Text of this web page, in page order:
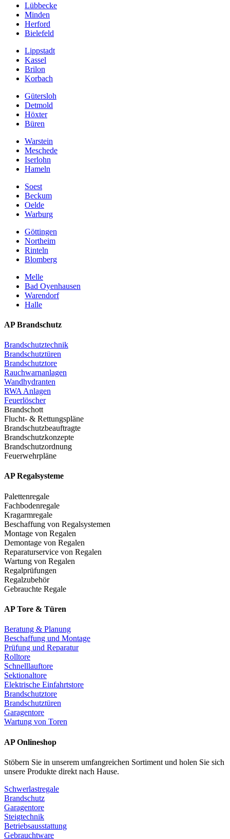
Lübbecke
Minden
Herford
Bielefeld
Lippstadt
Kassel
Brilon
Korbach
Gütersloh
Detmold
Höxter
Büren
Warstein
Meschede
Iserlohn
Hameln
Soest
Beckum
Oelde
Warburg
Göttingen
Northeim
Rinteln
Blomberg
Melle
Bad Oyenhausen
Warendorf
Halle
AP Brandschutz
Brandschutztechnik
Brandschutztüren
Brandschutztore
Rauchwarnanlagen
Wandhydranten
RWA Anlagen
Feuerlöscher
Brandschott
Flucht- & Rettungspläne
Brandschutzbeauftragte
Brandschutzkonzepte
Brandschutzordnung
Feuerwehrpläne
AP Regalsysteme
Palettenregale
Fachbodenregale
Kragarmregale
Beschaffung von Regalsystemen
Montage von Regalen
Demontage von Regalen
Reparaturservice von Regalen
Wartung von Regalen
Regalprüfungen
Regalzubehör
Gebrauchte Regale
AP Tore & Türen
Beratung & Planung
Beschaffung und Montage
Prüfung und Reparatur
Rolltore
Schnelllauftore
Sektionaltore
Elektrische Einfahrtstore
Brandschutztore
Brandschutztüren
Garagentore
Wartung von Toren
AP Onlineshop
Stöbern Sie in unserem umfangreichen Sortiment und holen Sie sich
unsere Produkte direkt nach Hause.
Schwerlastregale
Brandschutz
Garagentore
Steigtechnik
Betriebsausstattung
Gebrauchtware